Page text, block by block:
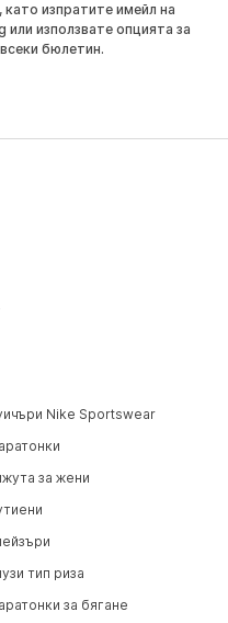
изпратите имейл на
или използвате опцията за
бюлетин.
Nike Sportswear
за жени
тип риза
за бягане